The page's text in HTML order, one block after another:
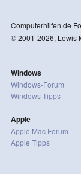
Computerhilfen.de
© 2001-2026, Lewis
Windows
Windows-Forum
Windows-Tipps
Apple
Apple Mac Forum
Apple Tipps